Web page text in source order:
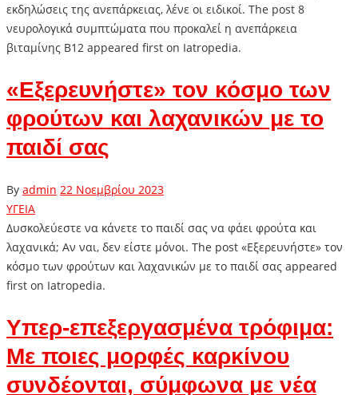
εκδηλώσεις της ανεπάρκειας, λένε οι ειδικοί. The post 8
νευρολογικά συμπτώματα που προκαλεί η ανεπάρκεια
βιταμίνης Β12 appeared first on Iatropedia.
«Εξερευνήστε» τον κόσμο των
φρούτων και λαχανικών με το
παιδί σας
By admin 22 Νοεμβρίου 2023
ΥΓΕΙΑ
Δυσκολεύεστε να κάνετε το παιδί σας να φάει φρούτα και
λαχανικά; Αν ναι, δεν είστε μόνοι. The post «Εξερευνήστε» τον
κόσμο των φρούτων και λαχανικών με το παιδί σας appeared
first on Iatropedia.
Υπερ-επεξεργασμένα τρόφιμα:
Με ποιες μορφές καρκίνου
συνδέονται, σύμφωνα με νέα